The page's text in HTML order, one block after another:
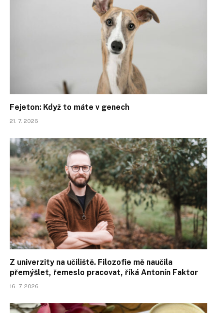
Fejeton: Když to máte v genech
21. 7. 2026
Z univerzity na učiliště. Filozofie mě naučila
přemýšlet, řemeslo pracovat, říká Antonín Faktor
16. 7. 2026